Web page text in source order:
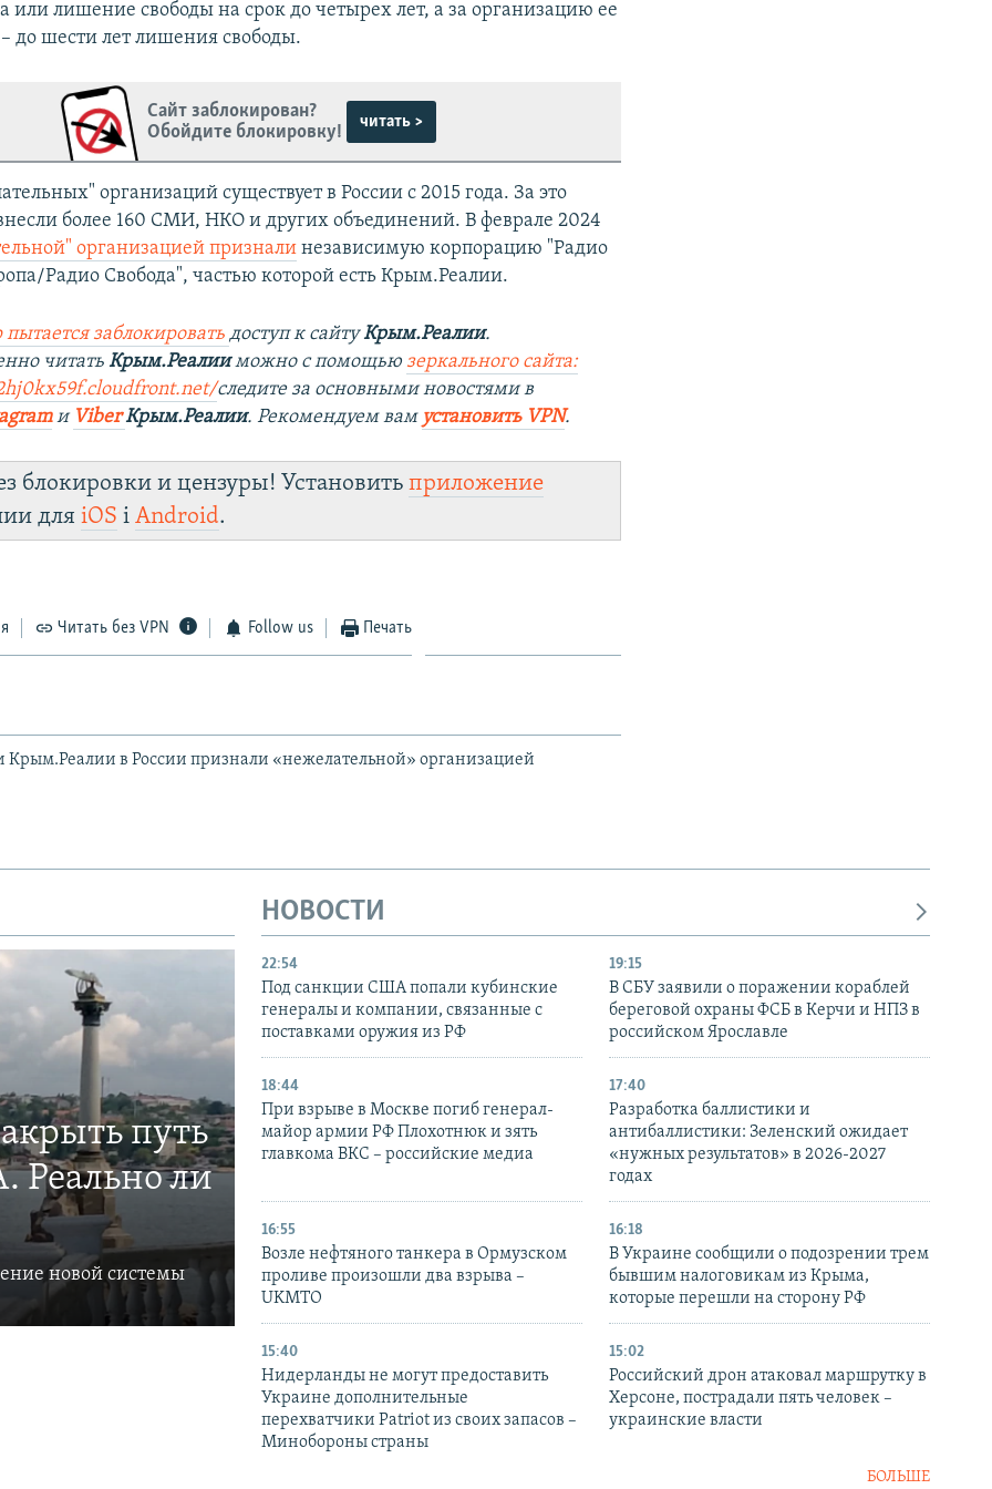
или лишение свободы на срок до четырех лет, а за организацию ее
до шести лет лишения свободы.
Сайт заблокирован?
Обойдите блокировку!
читать >
организаций существует в России с 2015 года. За это
более 160 СМИ, НКО и других объединений. В феврале 2024
организацией признали независимую корпорацию "Радио
Радио Свобода", частью которой есть Крым.Реалии.
заблокировать доступ к сайтуКрым.Реалии.
читатьКрым.Реалииможно с помощьюзеркального сайта:
следите за основными новостями в
и Viber Крым.Реалии. Рекомендуем вам установить VPN.
блокировки и цензуры! Установитьприложение
дляiOS іAndroid.
Читать без VPN Follow us Печать
Крым.Реалии в России признали «нежелательной» организацией
путь
Реально ли
новой системы
НОВОСТИ
22:54
Под санкции США попали кубинские
генералы и компании, связанные с
поставками оружия из РФ
19:15
В СБУ заявили о поражении кораблей
береговой охраны ФСБ в Керчи и НПЗ в
российском Ярославле
18:44
При взрыве в Москве погиб генерал-
майор армии РФ Плохотнюк и зять
главкома ВКС – российские медиа
17:40
Разработка баллистики и
антибаллистики: Зеленский ожидает
«нужных результатов» в 2026-2027
годах
16:55
Возле нефтяного танкера в Ормузском
проливе произошли два взрыва –
UKMTO
16:18
В Украине сообщили о подозрении трем
бывшим налоговикам из Крыма,
которые перешли на сторону РФ
15:40
Нидерланды не могут предоставить
Украине дополнительные
перехватчики Patriot из своих запасов –
Минобороны страны
15:02
Российский дрон атаковал маршрутку в
Херсоне, пострадали пять человек –
украинские власти
БОЛЬШЕ